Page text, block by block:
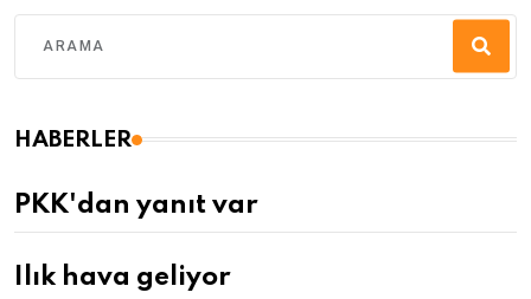
HABERLER
PKK'dan yanıt var
Ilık hava geliyor